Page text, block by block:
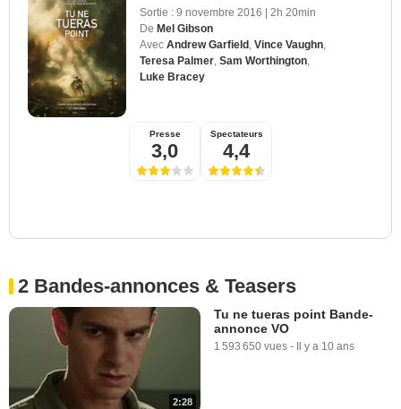
Sortie : 9 novembre 2016 | 2h 20min
De Mel Gibson
Avec Andrew Garfield Vince Vaughn
Teresa Palmer Sam Worthington
Luke Bracey
Presse
3,0
Spectateurs
4,4
2 Bandes-annonces & Teasers
2:28
Tu ne tueras point Bande-
annonce VO
1 593 650 vues - Il y a 10 ans